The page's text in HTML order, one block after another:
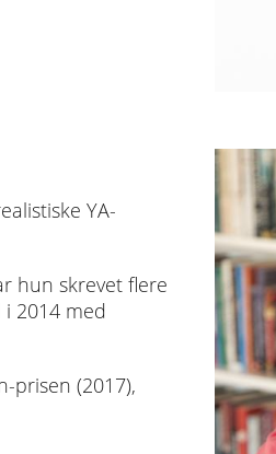
YA-
hun skrevet flere
2014 med
prisen (2017),